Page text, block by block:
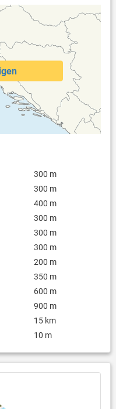
300 m
300 m
400 m
300 m
300 m
300 m
200 m
350 m
600 m
900 m
15 km
10 m